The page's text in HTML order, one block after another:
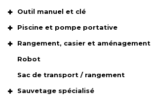
Outil manuel et clé
Piscine et pompe portative
Rangement, casier et aménagement
Robot
Sac de transport / rangement
Sauvetage spécialisé